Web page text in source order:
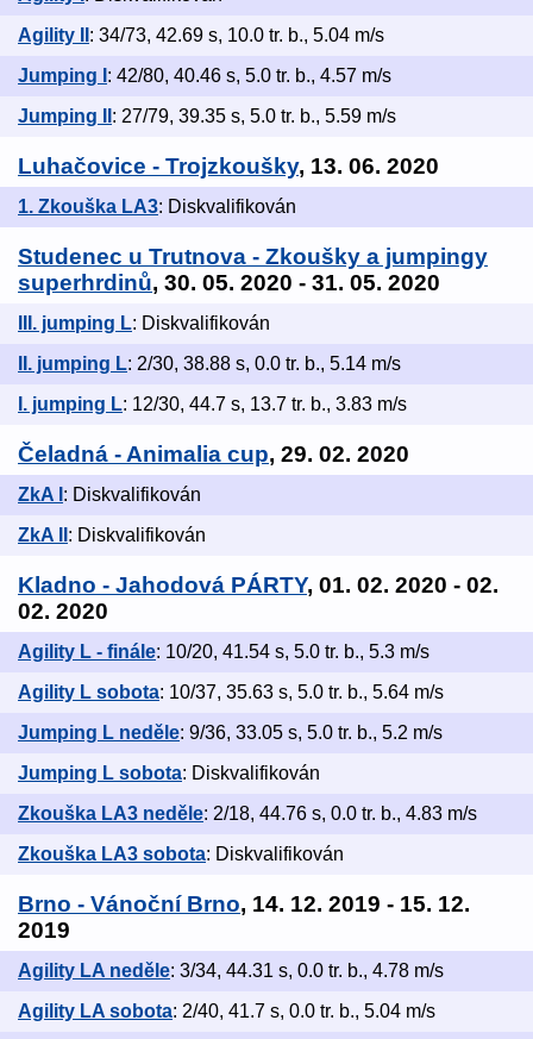
Agility II : 34/73, 42.69 s, 10.0 tr. b., 5.04 m/s
Jumping I : 42/80, 40.46 s, 5.0 tr. b., 4.57 m/s
Jumping II : 27/79, 39.35 s, 5.0 tr. b., 5.59 m/s
Luhačovice - Trojzkoušky, 13. 06. 2020
1. Zkouška LA3: Diskvalifikován
Studenec u Trutnova - Zkoušky a jumpingy
superhrdinů, 30. 05. 2020 - 31. 05. 2020
III. jumping L: Diskvalifikován
II. jumping L: 2/30, 38.88 s, 0.0 tr. b., 5.14 m/s
I. jumping L: 12/30, 44.7 s, 13.7 tr. b., 3.83 m/s
Čeladná - Animalia cup, 29. 02. 2020
ZkA I : Diskvalifikován
ZkA II : Diskvalifikován
Kladno - Jahodová PÁRTY, 01. 02. 2020 - 02.
02. 2020
Agility L - finále: 10/20, 41.54 s, 5.0 tr. b., 5.3 m/s
Agility L sobota: 10/37, 35.63 s, 5.0 tr. b., 5.64 m/s
Jumping L neděle: 9/36, 33.05 s, 5.0 tr. b., 5.2 m/s
Jumping L sobota: Diskvalifikován
Zkouška LA3 neděle: 2/18, 44.76 s, 0.0 tr. b., 4.83 m/s
Zkouška LA3 sobota: Diskvalifikován
Brno - Vánoční Brno, 14. 12. 2019 - 15. 12.
2019
Agility LA neděle: 3/34, 44.31 s, 0.0 tr. b., 4.78 m/s
Agility LA sobota: 2/40, 41.7 s, 0.0 tr. b., 5.04 m/s